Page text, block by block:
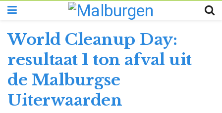
World Cleanup Day:
resultaat 1 ton afval uit
de Malburgse
Uiterwaarden